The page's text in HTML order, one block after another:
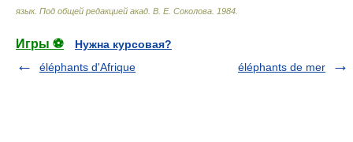
язык. Под общей редакцией акад. В. Е. Соколова 1984
Игры ⚽
Нужна курсовая?
éléphants d'Afrique
éléphants de mer